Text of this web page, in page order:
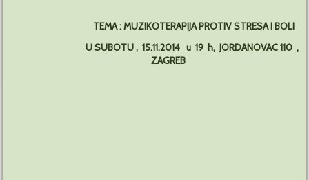
TEMA : MUZIKOTERAPIJA PROTIV STRESA I BOLI
U SUBOTU , 15.11.2014 u 19 h, JORDANOVAC 110 ,
ZAGREB